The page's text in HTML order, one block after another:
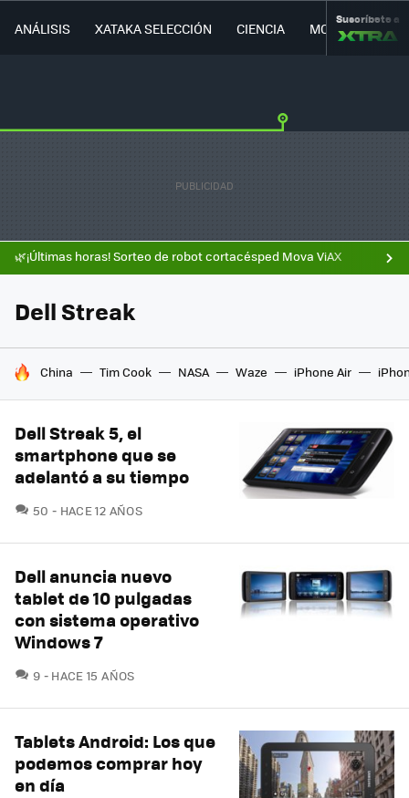
ANÁLISIS XATAKA SELECCIÓN CIENCIA MOVILIDAD
Suscríbete a
🌿¡Últimas horas! Sorteo de robot cortacésped Mova ViAX
Dell Streak
HOY SE HABLA DE
China Tim Cook NASA Waze iPhone Air
Dell Streak 5, el
smartphone que se
adelantó a su tiempo
50 COMENTARIOS
HACE 12 AÑOS
Dell anuncia nuevo
tablet de 10 pulgadas
con sistema operativo
Windows 7
9 COMENTARIOS
HACE 15 AÑOS
Tablets Android: Los que
podemos comprar hoy
en día